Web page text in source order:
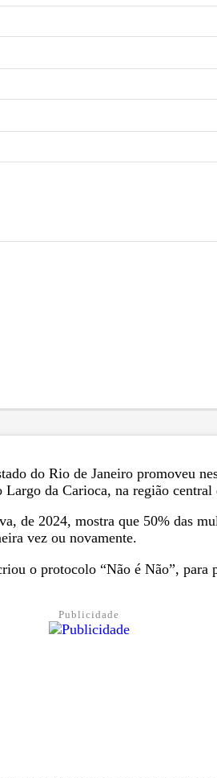
do Rio de Janeiro promoveu
da Carioca, na região
de 2024, mostra que 50% das
vez ou novamente.
o protocolo “Não é Não”,
Publicidade